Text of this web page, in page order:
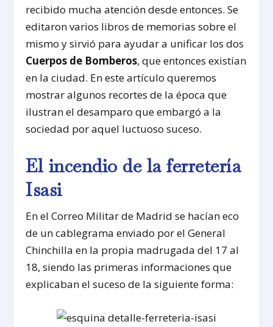
recibido mucha atención desde entonces. Se
editaron varios libros de memorias sobre el
mismo y sirvió para ayudar a unificar los dos
Cuerpos de Bomberos, que entonces existían
en la ciudad. En este artículo queremos
mostrar algunos recortes de la época que
ilustran el desamparo que embargó a la
sociedad por aquel luctuoso suceso.
El incendio de la ferretería
Isasi
En el Correo Militar de Madrid se hacían eco
de un cablegrama enviado por el General
Chinchilla en la propia madrugada del 17 al
18, siendo las primeras informaciones que
explicaban el suceso de la siguiente forma: